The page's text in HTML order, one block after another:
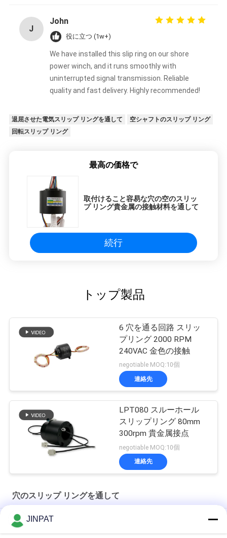
J
John
役に立つ (1w+)
We have installed this slip ring on our shore
power winch, and it runs smoothly with
uninterrupted signal transmission. Reliable
quality and fast delivery. Highly recommended!
退屈させた電気スリップ リングを通して
空シャフトのスリップ リング
回転スリップ リング
最高の価格で
取付けること容易な穴の空のスリッ
プ リング貴金属の接触材料を通して
続行
トップ製品
6 穴を通る回路 スリッ
プリング 2000 RPM
240VAC 金色の接触
negotiable MOQ:10個
連絡先
LPT080 スルーホール
スリップリング 80mm
300rpm 貴金属接点
negotiable MOQ:10個
連絡先
穴のスリップ リングを通して
内部直径 60mm 透孔スリップリング
JINPAT